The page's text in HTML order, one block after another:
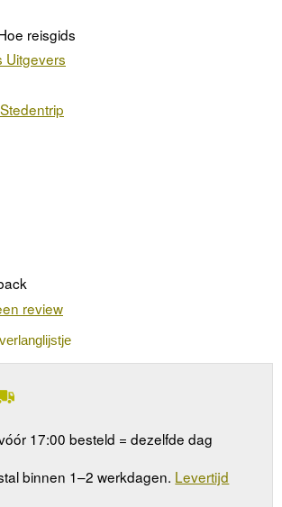
reisgids
Uitgevers
review
17:00 besteld = dezelfde dag
binnen 1–2 werkdagen. Levertijd